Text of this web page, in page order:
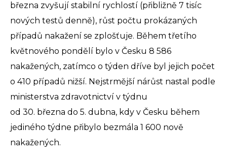
března zvyšují stabilní rychlostí (přibližně 7 tisíc
nových testů denně), růst počtu prokázaných
případů nakažení se zplošťuje. Během třetího
květnového pondělí bylo v Česku 8 586
nakažených, zatímco o týden dříve byl jejich počet
o 410 případů nižší. Nejstrmější nárůst nastal podle
ministerstva zdravotnictví v týdnu
od 30. března do 5. dubna, kdy v Česku během
jediného týdne přibylo bezmála 1 600 nově
nakažených.